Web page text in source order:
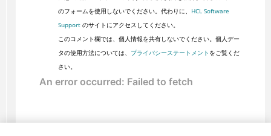
のフォームを使用しないでください。代わりに、
HCL Software
Supportのサイトにアクセスしてください。
このコメント欄では、個人情報を共有しないでください。個人デー
タの使用方法については、
プライバシーステートメント をご覧くだ
さい。